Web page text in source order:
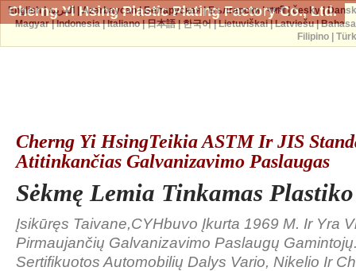
Cherng Yi Hsing Plastic Plating Factory Co., Ltd.
Cherng Yi HsingTeikia ASTM Ir JIS
Atitinkančias Galvanizavimo Paslaugas
Sėkmę Lemia Tinkamas
Įsikūręs Taivane,CYHbuvo Įkurta 1969 M. Ir Yra
Pirmaujančių Galvanizavimo Paslaugų
Sertifikuotos Automobilių Dalys Vario, Nikelio Ir
English|العربية |Azərbaycan|Беларуская|Български|বাঙ্গালী|česky|
Magyar|Indonesia|Italiano|日本語|한국어|Lietuviškai|Latviešu|
Filipino|